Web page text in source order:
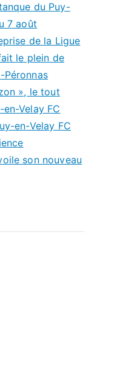
du Puy-
7 août
de la Ligue
le plein de
», le tout
Velay FC
en-Velay FC
son nouveau